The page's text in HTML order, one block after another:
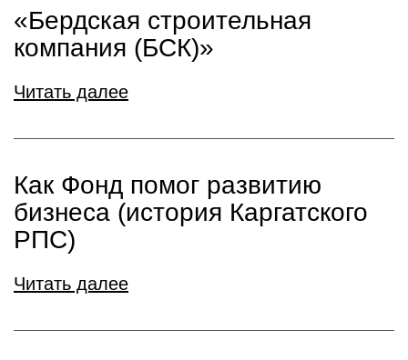
«Бердская строительная
компания (БСК)»
Читать далее
Как Фонд помог развитию
бизнеса (история Каргатского
РПС)
Читать далее